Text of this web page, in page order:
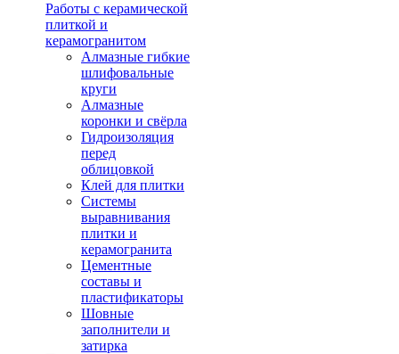
Работы с керамической
плиткой и
керамогранитом
Алмазные гибкие
шлифовальные
круги
Алмазные
коронки и свёрла
Гидроизоляция
перед
облицовкой
Клей для плитки
Системы
выравнивания
плитки и
керамогранита
Цементные
составы и
пластификаторы
Шовные
заполнители и
затирка